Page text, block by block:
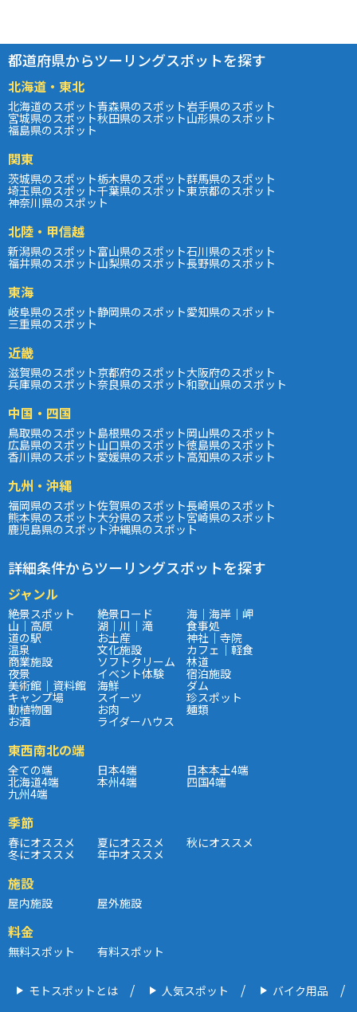
都道府県からツーリングスポットを探す
北海道・東北
北海道のスポット青森県のスポット岩手県のスポット
宮城県のスポット秋田県のスポット山形県のスポット
福島県のスポット
関東
茨城県のスポット栃木県のスポット群馬県のスポット
埼玉県のスポット千葉県のスポット東京都のスポット
神奈川県のスポット
北陸・甲信越
新潟県のスポット富山県のスポット石川県のスポット
福井県のスポット山梨県のスポット長野県のスポット
東海
岐阜県のスポット静岡県のスポット愛知県のスポット
三重県のスポット
近畿
滋賀県のスポット京都府のスポット大阪府のスポット
兵庫県のスポット奈良県のスポット和歌山県のスポット
中国・四国
鳥取県のスポット島根県のスポット岡山県のスポット
広島県のスポット山口県のスポット徳島県のスポット
香川県のスポット愛媛県のスポット高知県のスポット
九州・沖縄
福岡県のスポット佐賀県のスポット長崎県のスポット
熊本県のスポット大分県のスポット宮崎県のスポット
鹿児島県のスポット沖縄県のスポット
詳細条件からツーリングスポットを探す
ジャンル
絶景スポット 絶景ロード 海｜海岸｜岬
山｜高原 湖｜川｜滝 食事処
道の駅 お土産 神社｜寺院
温泉 文化施設 カフェ｜軽食
商業施設 ソフトクリーム 林道
夜景 イベント体験 宿泊施設
美術館｜資料館 海鮮 ダム
キャンプ場 スイーツ 珍スポット
動植物園 お肉 麺類
お酒 ライダーハウス
東西南北の端
全ての端 日本4端 日本本土4端
北海道4端 本州4端 四国4端
九州4端
季節
春にオススメ 夏にオススメ 秋にオススメ
冬にオススメ 年中オススメ
施設
屋内施設 屋外施設
料金
無料スポット 有料スポット
モトスポットとは 人気スポット バイク用品